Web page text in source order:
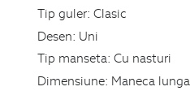
Tip guler: Clasic
Desen: Uni
Tip manseta: Cu nasturi
Dimensiune: Maneca lunga